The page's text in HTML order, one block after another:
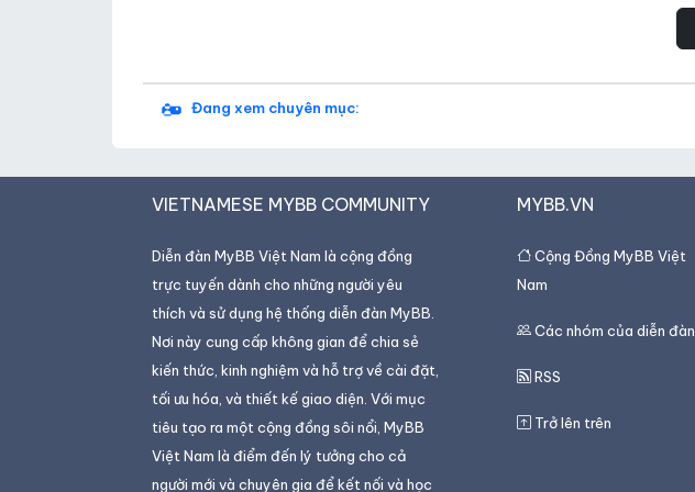
Đang xem chuyên mục:
VIETNAMESE MYBB COMMUNITY
Diễn đàn MyBB Việt Nam là cộng đồng
trực tuyến dành cho những người yêu
thích và sử dụng hệ thống diễn đàn MyBB.
Nơi này cung cấp không gian để chia sẻ
kiến thức, kinh nghiệm và hỗ trợ về cài đặt,
tối ưu hóa, và thiết kế giao diện. Với mục
tiêu tạo ra một cộng đồng sôi nổi, MyBB
Việt Nam là điểm đến lý tưởng cho cả
người mới và chuyên gia để kết nối và học
MYBB.VN
Cộng Đồng MyBB Việt
Nam
Các nhóm của diễn đàn
RSS
Trở lên trên